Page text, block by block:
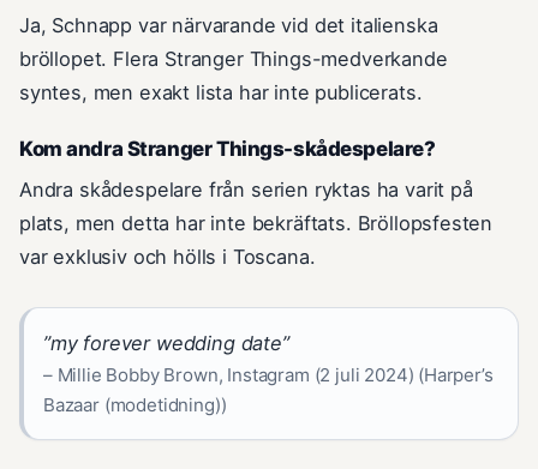
Ja, Schnapp var närvarande vid det italienska
bröllopet. Flera Stranger Things-medverkande
syntes, men exakt lista har inte publicerats.
Kom andra Stranger Things-skådespelare?
Andra skådespelare från serien ryktas ha varit på
plats, men detta har inte bekräftats. Bröllopsfesten
var exklusiv och hölls i Toscana.
”my forever wedding date”
– Millie Bobby Brown, Instagram (2 juli 2024) (Harper’s
Bazaar (modetidning))